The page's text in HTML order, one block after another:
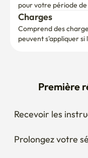
pour votre période de
Charges
Comprend des
peuvent s'appliquer
Première
Recevoir les
Prolongez votre